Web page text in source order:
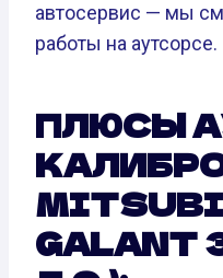
автосервис — мы
работы на аутсорсе.
ПЛЮСЫ
GALANT